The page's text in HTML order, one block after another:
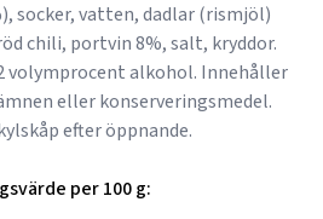
socker, vatten, dadlar (rismjöl)
chili, portvin 8%, salt, kryddor.
volymprocent alkohol. Innehåller
eller konserveringsmedel.
efter öppnande.
per 100 g: